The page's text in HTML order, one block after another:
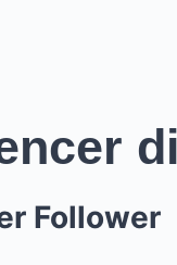
Follower